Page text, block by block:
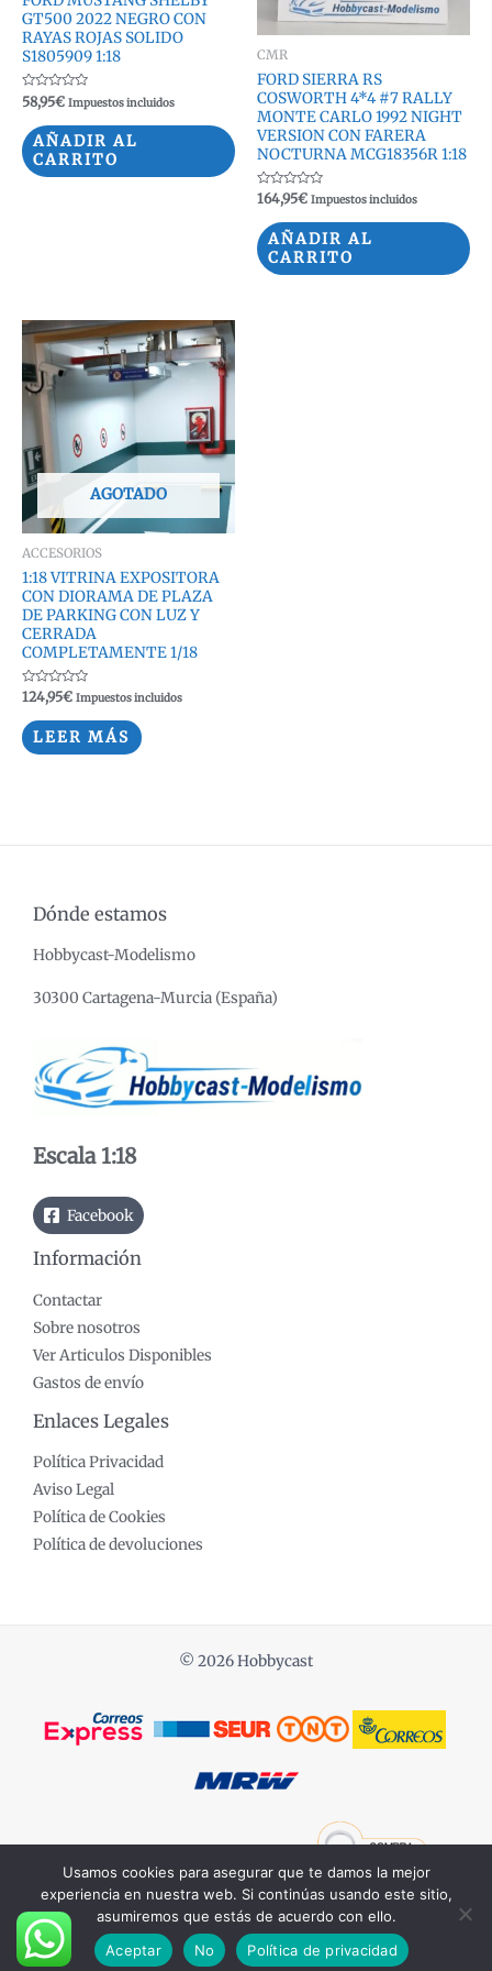
GT500 2022 NEGRO CON
RAYAS ROJAS SOLIDO
S1805909 1:18
Valorado
con
de
5
58,95€ Impuestos incluidos
AÑADIR AL
CARRITO
CMR
FORD SIERRA RS
COSWORTH 4*4 #7 RALLY
MONTE CARLO 1992 NIGHT
VERSION CON FARERA
NOCTURNA MCG18356R 1:18
Valorado
de
5
164,95€ Impuestos incluidos
AÑADIR AL
CARRITO
AGOTADO
ACCESORIOS
1:18 VITRINA EXPOSITORA
CON DIORAMA DE PLAZA
DE PARKING CON LUZ Y
CERRADA
COMPLETAMENTE 1/18
Valorado
con
de
5
124,95€ Impuestos incluidos
LEER MÁS
Dónde estamos
Hobbycast-Modelismo
30300 Cartagena-Murcia (España)
Escala 1:18
Facebook
Información
Contactar
Sobre nosotros
Ver Articulos Disponibles
Gastos de envío
Enlaces Legales
Política Privacidad
Aviso Legal
Política de Cookies
Política de devoluciones
© 2026 Hobbycast
Usamos cookies para asegurar que te damos la mejor
experiencia en nuestra web. Si continúas usando este sitio,
asumiremos que estás de acuerdo con ello.
Aceptar
No Política de privacidad